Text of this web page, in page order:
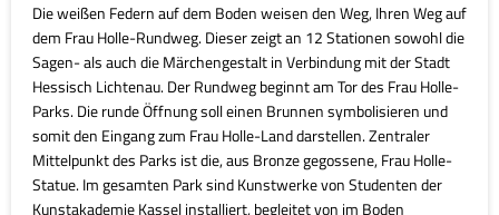
Die weißen Federn auf dem Boden weisen den Weg, Ihren Weg auf
dem Frau Holle-Rundweg. Dieser zeigt an 12 Stationen sowohl die
Sagen- als auch die Märchengestalt in Verbindung mit der Stadt
Hessisch Lichtenau. Der Rundweg beginnt am Tor des Frau Holle-
Parks. Die runde Öffnung soll einen Brunnen symbolisieren und
somit den Eingang zum Frau Holle-Land darstellen. Zentraler
Mittelpunkt des Parks ist die, aus Bronze gegossene, Frau Holle-
Statue. Im gesamten Park sind Kunstwerke von Studenten der
Kunstakademie Kassel installiert, begleitet von im Boden